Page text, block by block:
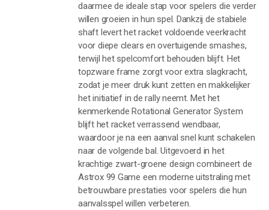
daarmee de ideale stap voor spelers die verder
willen groeien in hun spel. Dankzij de stabiele
shaft levert het racket voldoende veerkracht
voor diepe clears en overtuigende smashes,
terwijl het spelcomfort behouden blijft. Het
topzware frame zorgt voor extra slagkracht,
zodat je meer druk kunt zetten en makkelijker
het initiatief in de rally neemt. Met het
kenmerkende Rotational Generator System
blijft het racket verrassend wendbaar,
waardoor je na een aanval snel kunt schakelen
naar de volgende bal. Uitgevoerd in het
krachtige zwart-groene design combineert de
Astrox 99 Game een moderne uitstraling met
betrouwbare prestaties voor spelers die hun
aanvalsspel willen verbeteren.